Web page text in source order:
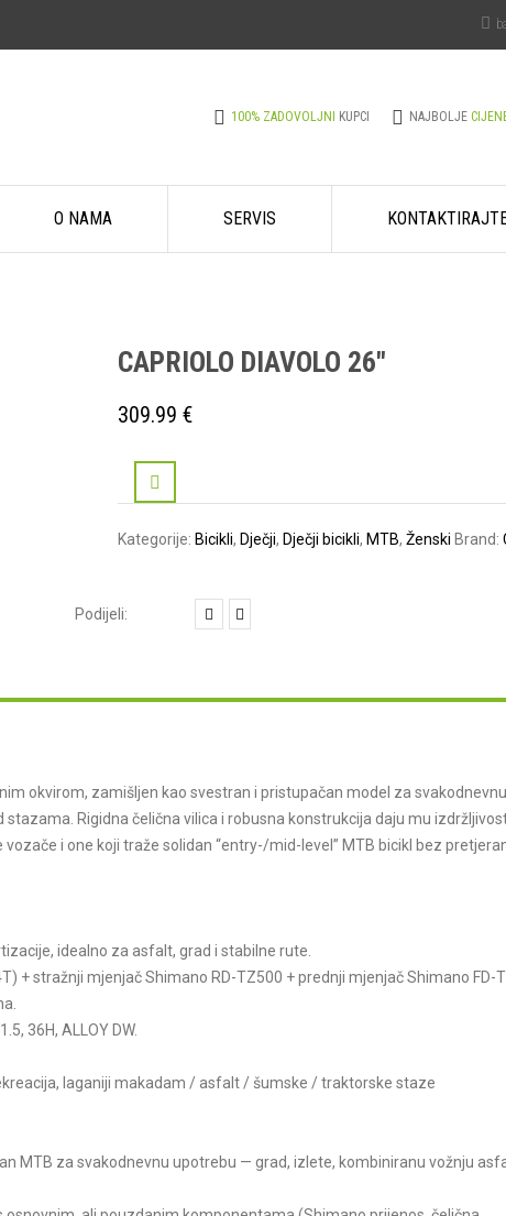
100% ZADOVOLJNI KUPCI NAJBOLJE
O NAMA SERVIS
CAPRIOLO DIAVOLO 26″
309.99 €
Kategorije: Bicikli, Dječji, Dječji bicikli, MTB, Ženski Brand:
okvirom, zamišljen kao svestran i pristupačan model za
Rigidna čelična vilica i robusna konstrukcija daju mu
i one koji traže solidan “entry-/mid-level” MTB bicikl bez
idealno za asfalt, grad i stabilne rute.
+ stražnji mjenjač Shimano RD-TZ500 + prednji mjenjač Shimano FD-
36H, ALLOY DW.
laganiji makadam / asfalt / šumske / traktorske staze
MTB za svakodnevnu upotrebu — grad, izlete, kombiniranu vožnju